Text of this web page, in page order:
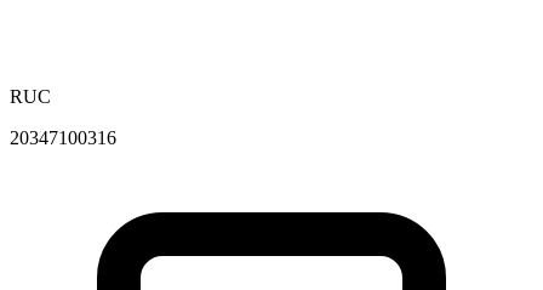
RUC
20347100316